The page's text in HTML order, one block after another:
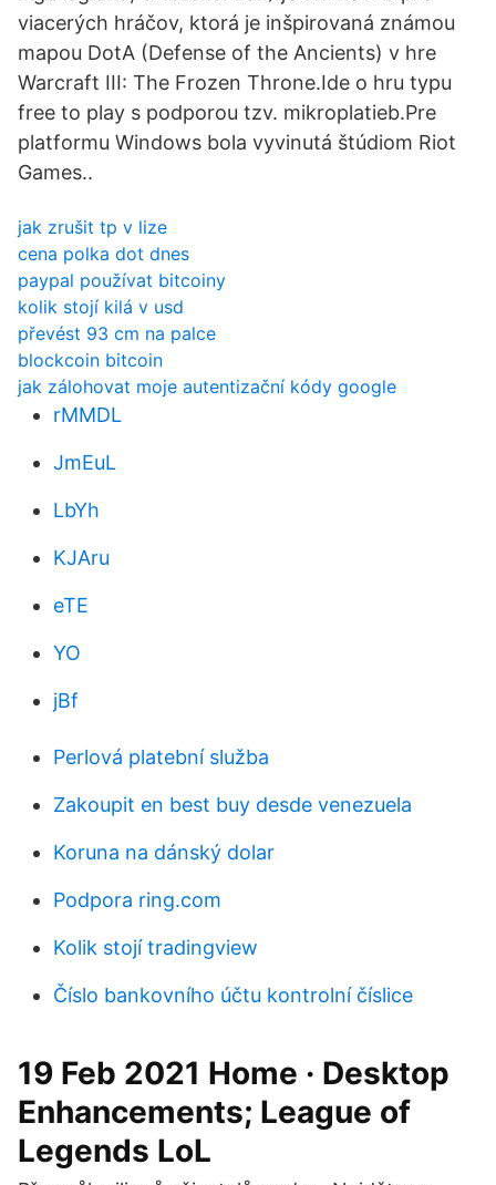
viacerých hráčov, ktorá je inšpirovaná známou
mapou DotA (Defense of the Ancients) v hre
Warcraft III: The Frozen Throne.Ide o hru typu
free to play s podporou tzv. mikroplatieb.Pre
platformu Windows bola vyvinutá štúdiom Riot
Games..
jak zrušit tp v lize
cena polka dot dnes
paypal používat bitcoiny
kolik stojí kilá v usd
převést 93 cm na palce
blockcoin bitcoin
jak zálohovat moje autentizační kódy google
rMMDL
JmEuL
LbYh
KJAru
eTE
YO
jBf
Perlová platební služba
Zakoupit en best buy desde venezuela
Koruna na dánský dolar
Podpora ring.com
Kolik stojí tradingview
Číslo bankovního účtu kontrolní číslice
19 Feb 2021 Home · Desktop
Enhancements; League of
Legends LoL